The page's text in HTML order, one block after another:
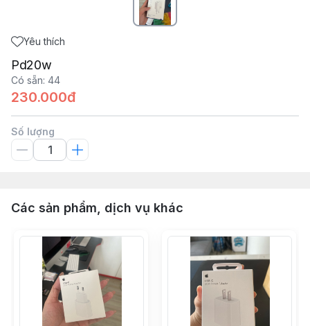
Yêu thích
Pd20w
Có sẵn: 44
230.000đ
Số lượng
Các sản phẩm, dịch vụ khác